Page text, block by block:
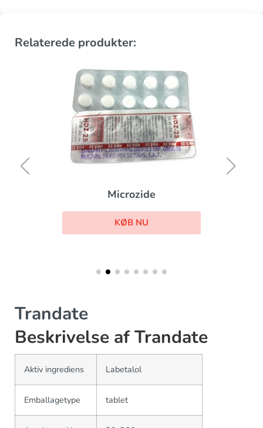
Relaterede produkter:
Microzide
KØB NU
Trandate
Beskrivelse af Trandate
Aktiv ingrediens Labetalol
Emballagetype tablet